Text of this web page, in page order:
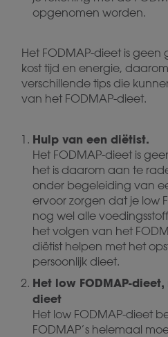
opgenomen worden.
Het FODMAP-dieet is
kost tijd en energie,
verschillende tips die
van het FODMAP-dieet.
Hulp van een diëtist.
Het FODMAP-dieet is
het is daarom aan te
onder begeleiding van
ervoor zorgen dat je low
nog wel alle
het volgen van het
diëtist helpen met het
persoonlijk dieet.
Het low FODMAP-
dieet
Het low FODMAP-dieet
FODMAP’s helemaal